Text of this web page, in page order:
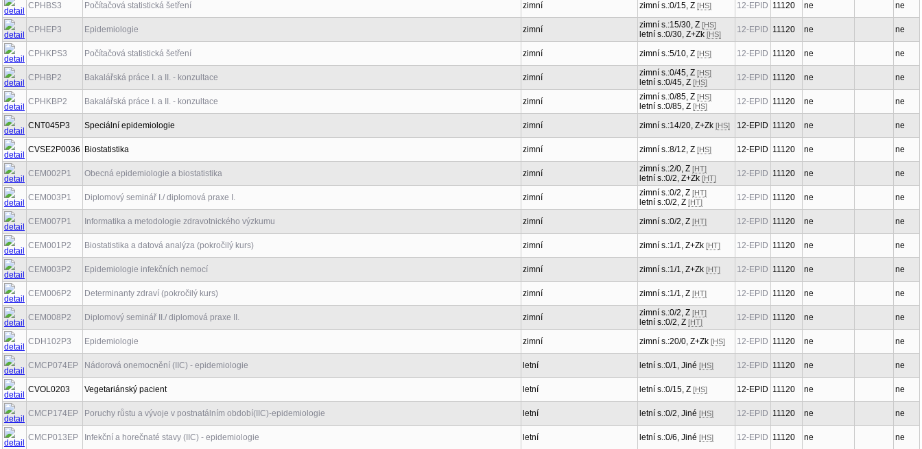
CPHBS3 Počítačová statistická šetření zimní zimní s.:0/15, Z [HS] 12-EPID 11120 ne ne
CPHEP3 Epidemiologie zimní zimní s.:15/30, Z [HS]
letní s.:0/30, Z+Zk [HS] 12-EPID 11120 ne ne
CPHKPS3 Počítačová statistická šetření zimní zimní s.:5/10, Z [HS] 12-EPID 11120 ne ne
CPHBP2 Bakalářská práce I. a II. - konzultace zimní zimní s.:0/45, Z [HS]
letní s.:0/45, Z [HS] 12-EPID 11120 ne ne
CPHKBP2 Bakalářská práce I. a II. - konzultace zimní zimní s.:0/85, Z [HS]
letní s.:0/85, Z [HS] 12-EPID 11120 ne ne
CNT045P3 Speciální epidemiologie zimní zimní s.:14/20, Z+Zk [HS] 12-EPID 11120 ne ne
CVSE2P0036 Biostatistika zimní zimní s.:8/12, Z [HS] 12-EPID 11120 ne ne
CEM002P1 Obecná epidemiologie a biostatistika zimní zimní s.:2/0, Z [HT]
letní s.:0/2, Z+Zk [HT] 12-EPID 11120 ne ne
CEM003P1 Diplomový seminář I./ diplomová praxe I. zimní zimní s.:0/2, Z [HT]
letní s.:0/2, Z [HT] 12-EPID 11120 ne ne
CEM007P1 Informatika a metodologie zdravotnického výzkumu zimní zimní s.:0/2, Z [HT] 12-EPID 11120 ne ne
CEM001P2 Biostatistika a datová analýza (pokročilý kurs) zimní zimní s.:1/1, Z+Zk [HT] 12-EPID 11120 ne ne
CEM003P2 Epidemiologie infekčních nemocí zimní zimní s.:1/1, Z+Zk [HT] 12-EPID 11120 ne ne
CEM006P2 Determinanty zdraví (pokročilý kurs) zimní zimní s.:1/1, Z [HT] 12-EPID 11120 ne ne
CEM008P2 Diplomový seminář II./ diplomová praxe II. zimní zimní s.:0/2, Z [HT]
letní s.:0/2, Z [HT] 12-EPID 11120 ne ne
CDH102P3 Epidemiologie zimní zimní s.:20/0, Z+Zk [HS] 12-EPID 11120 ne ne
CMCP074EP Nádorová onemocnění (IIC) - epidemiologie letní letní s.:0/1, Jiné [HS] 12-EPID 11120 ne ne
CVOL0203 Vegetariánský pacient letní letní s.:0/15, Z [HS] 12-EPID 11120 ne ne
CMCP174EP Poruchy růstu a vývoje v postnatálním období(IIC)-epidemiologie letní letní s.:0/2, Jiné [HS] 12-EPID 11120 ne ne
CMCP013EP Infekční a horečnaté stavy (IIC) - epidemiologie letní letní s.:0/6, Jiné [HS] 12-EPID 11120 ne ne